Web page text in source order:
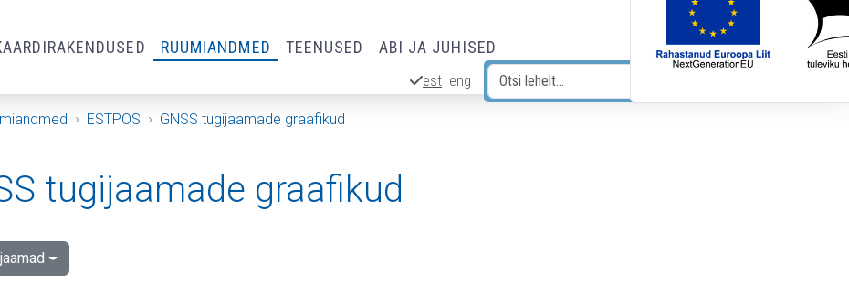
RUUMIANDMED TEENUSED ABI JA JUHISED
est eng
ESTPOS GNSS tugijaamade graafikud
tugijaamade graafikud